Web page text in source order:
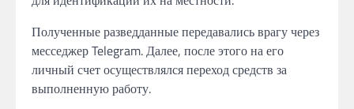
Полученныеразведданные передавались врагу через
месседжерTelegram.Далее, послеэтого на его
личный счет осуществлялсяпереходсредств за
выполненнуюработу.